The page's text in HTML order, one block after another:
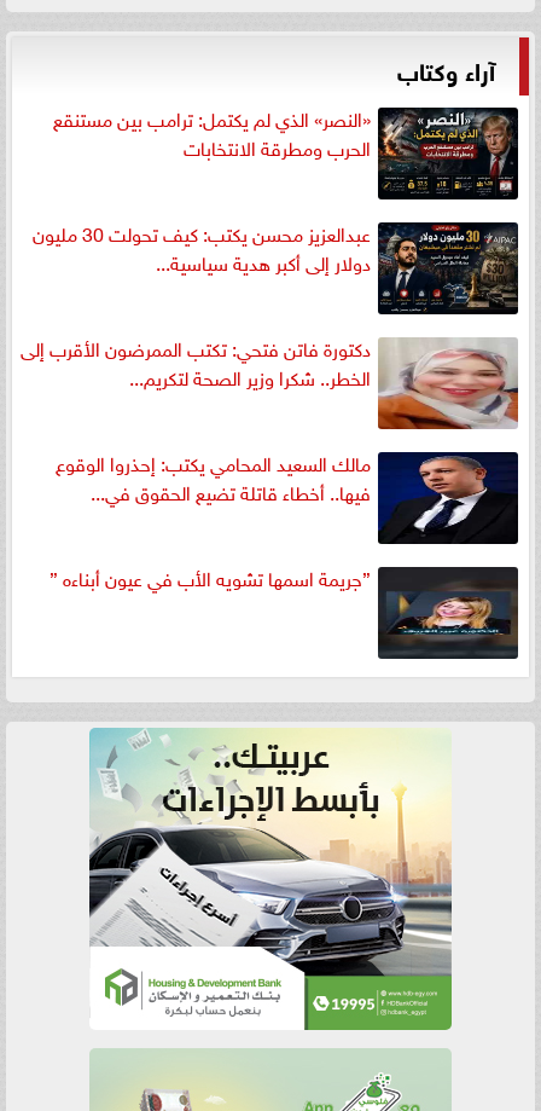
آراء وكتاب
«النصر» الذي لم يكتمل: ترامب بين مستنقع
الحرب ومطرقة الانتخابات
عبدالعزيز محسن يكتب: كيف تحولت 30 مليون
دولار إلى أكبر هدية سياسية...
دكتورة فاتن فتحي: تكتب الممرضون الأقرب إلى
الخطر.. شكرا وزير الصحة لتكريم...
مالك السعيد المحامي يكتب: إحذروا الوقوع
فيها.. أخطاء قاتلة تضيع الحقوق في...
”جريمة اسمها تشويه الأب في عيون أبناءه ”